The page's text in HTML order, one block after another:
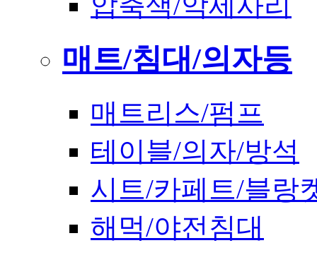
매트/침대/의자등
매트리스/펌프
테이블/의자/방석
시트/카페트/블랑
해먹/야전침대